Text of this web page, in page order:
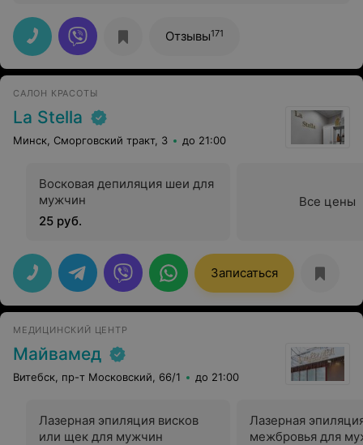
большое и за профессионализм и за экономию моего
времени!
Отзывы171
САЛОН КРАСОТЫ
La Stella
Минск, Сморговский тракт, 3 до 21:00
Восковая депиляция шеи для
мужчин
25 руб.
Все цены
Записаться
МЕДИЦИНСКИЙ ЦЕНТР
Майвамед
Витебск, пр-т Московский, 66/1 до 21:00
Лазерная эпиляция висков
или щек для мужчин
Лазерная
межбровья для